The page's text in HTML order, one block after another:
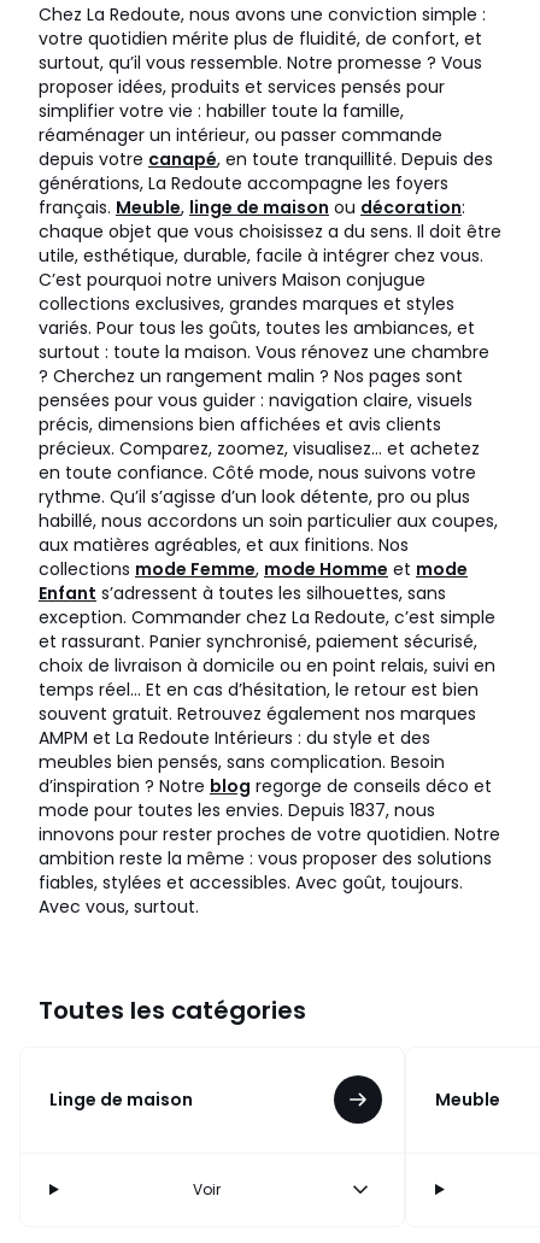
Chez La Redoute, nous avons une conviction simple :
votre quotidien mérite plus de fluidité, de confort, et
surtout, qu’il vous ressemble. Notre promesse ? Vous
proposer idées, produits et services pensés pour
simplifier votre vie : habiller toute la famille,
réaménager un intérieur, ou passer commande
depuis votre canapé, en toute tranquillité. Depuis des
générations, La Redoute accompagne les foyers
français. Meuble, linge de maison ou décoration:
chaque objet que vous choisissez a du sens. Il doit être
utile, esthétique, durable, facile à intégrer chez vous.
C’est pourquoi notre univers Maison conjugue
collections exclusives, grandes marques et styles
variés. Pour tous les goûts, toutes les ambiances, et
surtout : toute la maison. Vous rénovez une chambre
? Cherchez un rangement malin ? Nos pages sont
pensées pour vous guider : navigation claire, visuels
précis, dimensions bien affichées et avis clients
précieux. Comparez, zoomez, visualisez… et achetez
en toute confiance. Côté mode, nous suivons votre
rythme. Qu’il s’agisse d’un look détente, pro ou plus
habillé, nous accordons un soin particulier aux coupes,
aux matières agréables, et aux finitions. Nos
collections mode Femme, mode Homme et mode
Enfant s’adressent à toutes les silhouettes, sans
exception. Commander chez La Redoute, c’est simple
et rassurant. Panier synchronisé, paiement sécurisé,
choix de livraison à domicile ou en point relais, suivi en
temps réel… Et en cas d’hésitation, le retour est bien
souvent gratuit. Retrouvez également nos marques
AMPM et La Redoute Intérieurs : du style et des
meubles bien pensés, sans complication. Besoin
d’inspiration ? Notre blog regorge de conseils déco et
mode pour toutes les envies. Depuis 1837, nous
innovons pour rester proches de votre quotidien. Notre
ambition reste la même : vous proposer des solutions
fiables, stylées et accessibles. Avec goût, toujours.
Avec vous, surtout.
Toutes les catégories
Linge de maison
Voir
Meuble